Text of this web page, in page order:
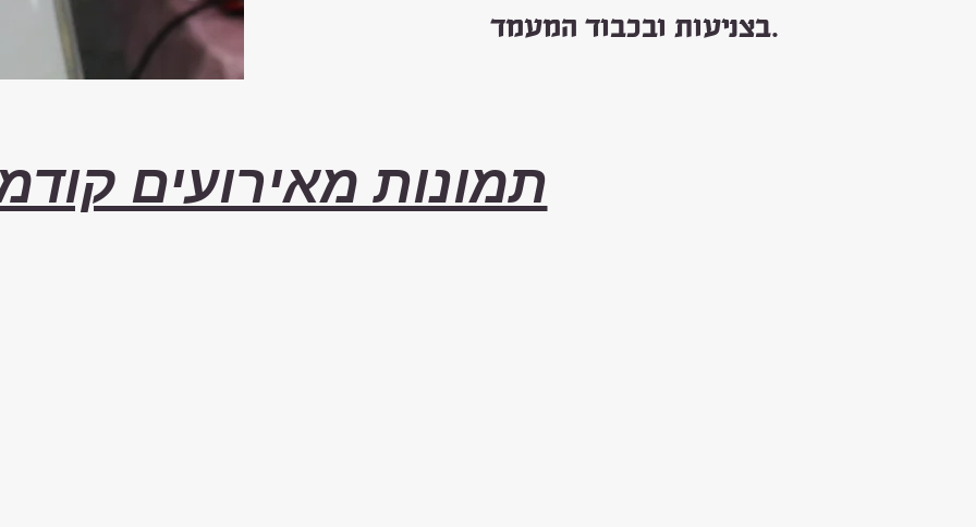
בצניעות ובכבוד המעמד.
תמונות מאירועים